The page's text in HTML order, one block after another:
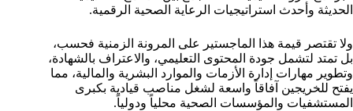
الحديثة وأحدث استراتيجيات الرعاية الصحية الرقمية.
ولا تقتصر قيمة هذا الماجستير على المرونة الزمنية فحسب،
بل تمتد لتشمل جودة المحتوى التعليمي، والاعتراف بالشهادة،
وتطوير مهارات إدارة الأزمات والموارد البشرية والمالية، مما
يفتح للخريجين آفاقاً واسعة لشغل مناصب قيادية بكبرى
المستشفيات والمؤسسات الصحية محلياً ودولياً.